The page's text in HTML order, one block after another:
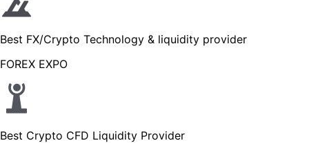
Best FX/Crypto Technology & liquidity provider
FOREX EXPO
Best Crypto CFD Liquidity Provider